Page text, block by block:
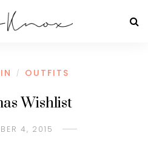
/ OUTFITS
Wishlist
4, 2015